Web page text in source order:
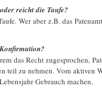
reicht die Taufe?
Wer aber z.B. das
das Recht zugesprochen,
teil zu nehmen. Vom aktiven
Gebrauch machen.